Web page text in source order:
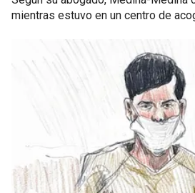
mientras estuvo en un centro de